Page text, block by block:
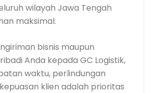
wilayah Jawa Tengah
maksimal.
bisnis maupun
Anda kepada GC Logistik,
waktu, perlindungan
klien adalah prioritas